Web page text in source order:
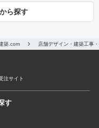
ら探す
築.com 店舗デザイン・建築工事
注サイト
す